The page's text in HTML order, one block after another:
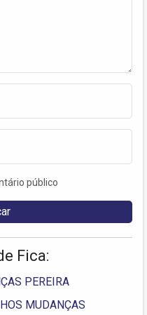
público
Fica:
PEREIRA
MUDANÇAS